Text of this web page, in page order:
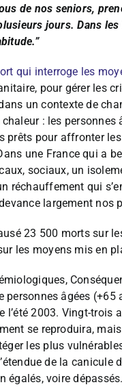
de nos seniors,
jours. Dans les
qui interroge les
pour gérer les
un contexte de
: les personnes
prêts pour affronter
une France qui a
sociaux, un
qui
largement nos
23 500 morts sur
les moyens mis en
âgées
2003. Vingt-trois
se reproduira,
les plus
de la
égalés, voire dépassés.